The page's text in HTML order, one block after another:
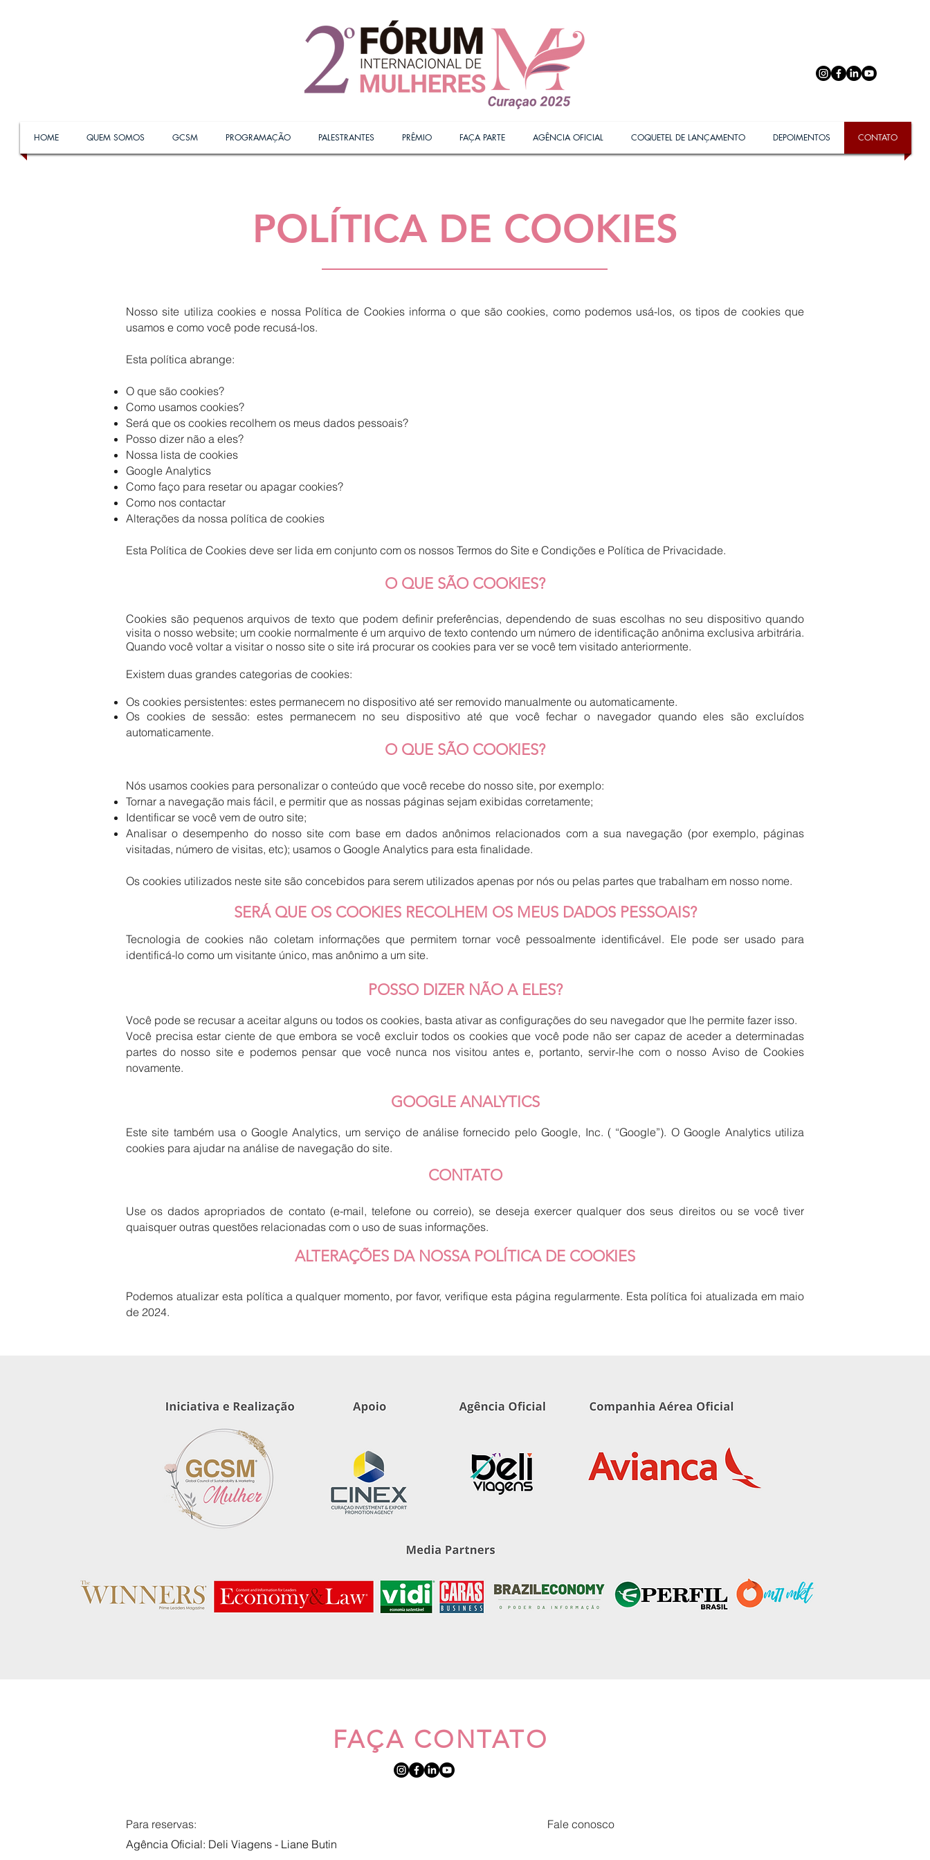
HOME QUEM SOMOS GCSM PROGRAMAÇÃO PALESTRANTES PRÊMIO FAÇA PARTE AGÊNCIA OFICIAL COQUETEL DE LANÇAMENTO DEPOIMENTOS CONTATO
POLÍTICA DE COOKIES
Nosso site utiliza cookies e nossa Política de Cookies informa o que são cookies, como podemos usá-los, os tipos de cookies que
usamos e como você pode recusá-los.
Esta política abrange:
O que são cookies?
Como usamos cookies?
Será que os cookies recolhem os meus dados pessoais?
Posso dizer não a eles?
Nossa lista de cookies
Google Analytics
Como faço para resetar ou apagar cookies?
Como nos contactar
Alterações da nossa política de cookies
Esta Política de Cookies deve ser lida em conjunto com os nossos Termos do Site e Condições e Política de Privacidade.
O QUE SÃO COOKIES?
Cookies são pequenos arquivos de texto que podem definir preferências, dependendo de suas escolhas no seu dispositivo quando
visita o nosso website; um cookie normalmente é um arquivo de texto contendo um número de identificação anônima exclusiva arbitrária.
Quando você voltar a visitar o nosso site o site irá procurar os cookies para ver se você tem visitado anteriormente.
Existem duas grandes categorias de cookies:
Os cookies persistentes: estes permanecem no dispositivo até ser removido manualmente ou automaticamente.
Os cookies de sessão: estes permanecem no seu dispositivo até que você fechar o navegador quando eles são excluídos
automaticamente.
O QUE SÃO COOKIES?
Nós usamos cookies para personalizar o conteúdo que você recebe do nosso site, por exemplo:
Tornar a navegação mais fácil, e permitir que as nossas páginas sejam exibidas corretamente;
Identificar se você vem de outro site;
Analisar o desempenho do nosso site com base em dados anônimos relacionados com a sua navegação (por exemplo, páginas
visitadas, número de visitas, etc); usamos o Google Analytics para esta finalidade.
Os cookies utilizados neste site são concebidos para serem utilizados apenas por nós ou pelas partes que trabalham em nosso nome.
SERÁ QUE OS COOKIES RECOLHEM OS MEUS DADOS PESSOAIS?
Tecnologia de cookies não coletam informações que permitem tornar você pessoalmente identificável. Ele pode ser usado para
identificá-lo como um visitante único, mas anônimo a um site.
POSSO DIZER NÃO A ELES?
Você pode se recusar a aceitar alguns ou todos os cookies, basta ativar as configurações do seu navegador que lhe permite fazer isso.
Você precisa estar ciente de que embora se você excluir todos os cookies que você pode não ser capaz de aceder a determinadas
partes do nosso site e podemos pensar que você nunca nos visitou antes e, portanto, servir-lhe com o nosso Aviso de Cookies
novamente.
GOOGLE ANALYTICS
Este site também usa o Google Analytics, um serviço de análise fornecido pelo Google, Inc. ( “Google”). O Google Analytics utiliza
cookies para ajudar na análise de navegação do site.
CONTATO
Use os dados apropriados de contato (e-mail, telefone ou correio), se deseja exercer qualquer dos seus direitos ou se você tiver
quaisquer outras questões relacionadas com o uso de suas informações.
ALTERAÇÕES DA NOSSA POLÍTICA DE COOKIES
Podemos atualizar esta política a qualquer momento, por favor, verifique esta página regularmente. Esta política foi atualizada em maio
de 2024.
FAÇA CONTATO
Para reservas:
Agência Oficial: Deli Viagens - Liane Butin
Fale conosco